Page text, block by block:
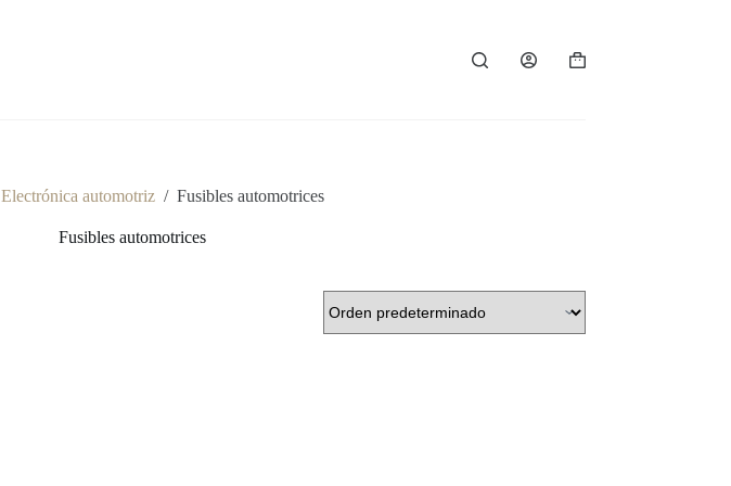
Carro
Electrónica automotriz / Fusibles automotrices
Fusibles automotrices